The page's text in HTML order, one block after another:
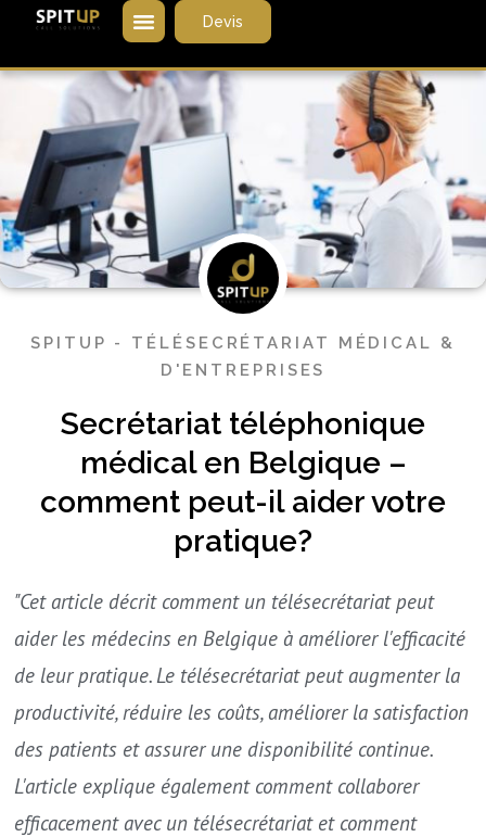
Devis
SPITUP - TÉLÉSECRÉTARIAT MÉDICAL &
D'ENTREPRISES
Secrétariat téléphonique
médical en Belgique –
comment peut-il aider votre
pratique?
"Cet article décrit comment un télésecrétariat peut
aider les médecins en Belgique à améliorer l'efficacité
de leur pratique. Le télésecrétariat peut augmenter la
productivité, réduire les coûts, améliorer la satisfaction
des patients et assurer une disponibilité continue.
L'article explique également comment collaborer
efficacement avec un télésecrétariat et comment